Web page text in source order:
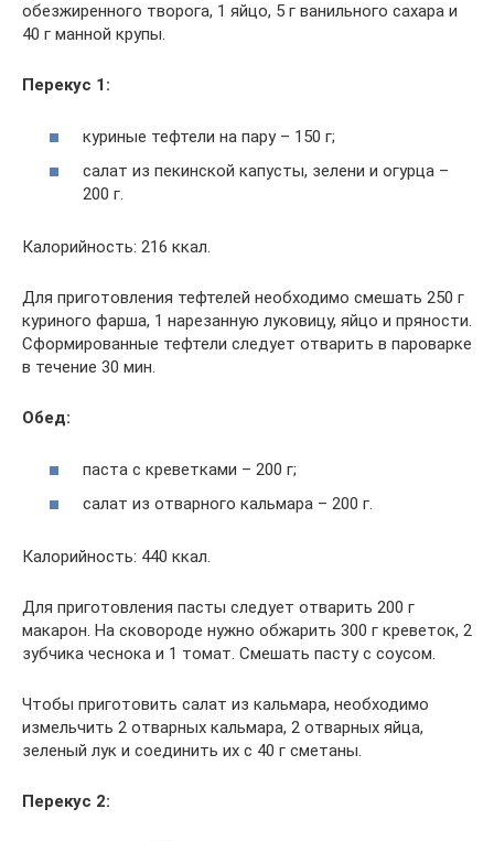
обезжиренного творога, 1 яйцо, 5 г ванильного сахара и
40 г манной крупы.
Перекус 1:
куриные тефтели на пару – 150 г;
салат из пекинской капусты, зелени и огурца –
200 г.
Калорийность: 216 ккал.
Для приготовления тефтелей необходимо смешать 250 г
куриного фарша, 1 нарезанную луковицу, яйцо и пряности.
Сформированные тефтели следует отварить в пароварке
в течение 30 мин.
Обед:
паста с креветками – 200 г;
салат из отварного кальмара – 200 г.
Калорийность: 440 ккал.
Для приготовления пасты следует отварить 200 г
макарон. На сковороде нужно обжарить 300 г креветок, 2
зубчика чеснока и 1 томат. Смешать пасту с соусом.
Чтобы приготовить салат из кальмара, необходимо
измельчить 2 отварных кальмара, 2 отварных яйца,
зеленый лук и соединить их с 40 г сметаны.
Перекус 2: